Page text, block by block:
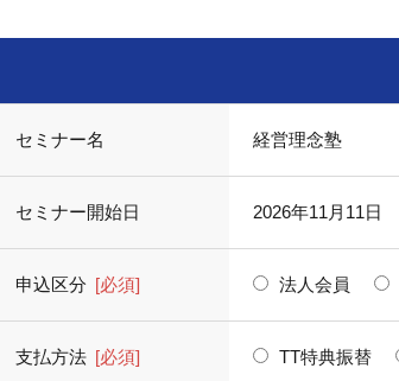
セミナー名 経営理念塾
セミナー開始日 2026年11月11日
申込区分 [必須] 法人会員
支払方法 [必須] TT特典振替